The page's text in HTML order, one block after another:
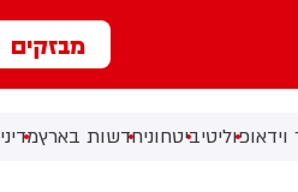
מבזקים
פוליטיביטחוניחדשות בארץמדיני